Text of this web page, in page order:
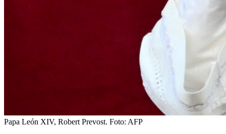
Papa León XIV, Robert Prevost. Foto: AFP